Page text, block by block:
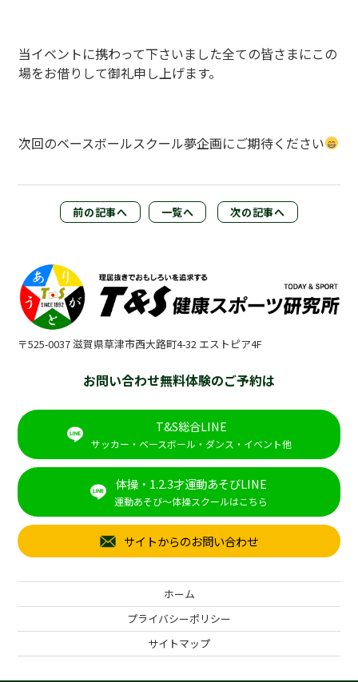
当イベントに携わって下さいました全ての皆さまにこの
場をお借りして御礼申し上げます。
次回のベースボールスクール夢企画にご期待ください
前の記事へ 一覧へ 次の記事へ
〒525-0037 滋賀県草津市西大路町4-32 エストピア4F
ホーム
プライバシーポリシー
サイトマップ
お問い合わせ無料体験のご予約は
T&S総合LINE
サッカー・ベースボール・ダンス・イベント他
体操・1.2.3才運動あそびLINE
運動あそび～体操スクールはこちら
サイトからのお問い合わせ